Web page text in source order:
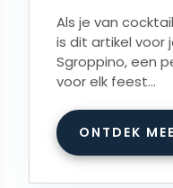
Als je van
is dit artikel voor
Sgroppino, een
voor elk feest...
ONTDEK